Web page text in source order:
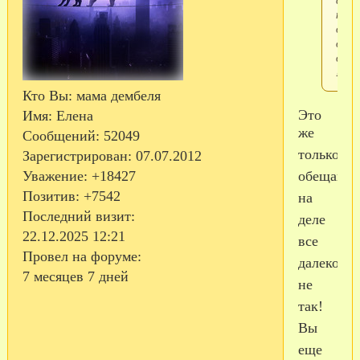
Кто Вы: мама дембеля
Имя: Елена
Сообщений: 52049
Зарегистрирован: 07.07.2012
Уважение: +18427
Позитив: +7542
Последний визит:
22.12.2025 12:21
Провел на форуме:
7 месяцев 7 дней
не
от
!
Это
же
только
на
деле
все
далеко
не
так!
Вы
еще